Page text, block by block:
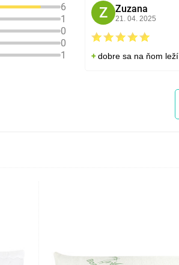
6
1
0
0
1
Z Zuzana
21. 04. 2025
dobre sa na ňom leží